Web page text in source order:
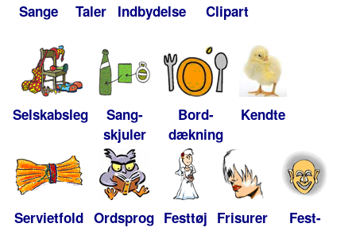
Sange Taler Indbydelse Clipart
Selskabsleg
Sang-
skjuler
Bord-
dækning
Kendte
Servietfold Ordsprog Festtøj Frisurer
Fest-